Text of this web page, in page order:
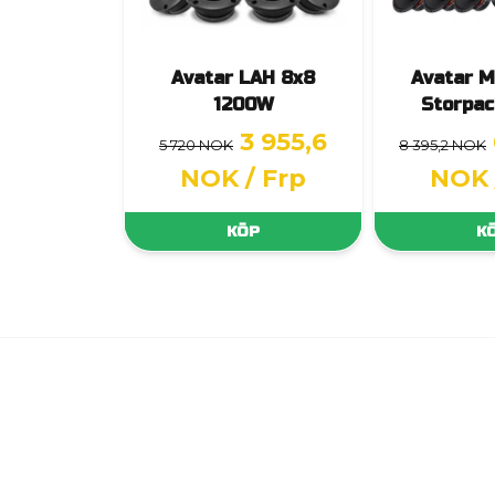
Avatar LAH 8x8
1200W
5 720 NOK 3 955,6
NOK / Frp
KÖP
Avatar
8 395,2 NOK
NOK